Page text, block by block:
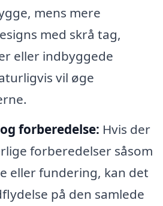
mens mere
med skrå tag,
eller indbyggede
vil øge
forberedelse: Hvis der
forberedelser såsom
eller fundering, kan det
på den samlede